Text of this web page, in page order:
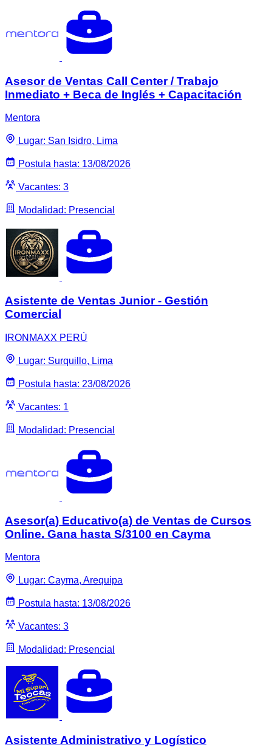
Asesor de Ventas Call Center / Trabajo
Inmediato + Beca de Inglés + Capacitación
Mentora
Lugar: San Isidro, Lima
Postula hasta: 13/08/2026
Vacantes: 3
Modalidad: Presencial
Asistente de Ventas Junior - Gestión
Comercial
IRONMAXX PERÚ
Lugar: Surquillo, Lima
Postula hasta: 23/08/2026
Vacantes: 1
Modalidad: Presencial
Asesor(a) Educativo(a) de Ventas de Cursos
Online. Gana hasta S/3100 en Cayma
Mentora
Lugar: Cayma, Arequipa
Postula hasta: 13/08/2026
Vacantes: 3
Modalidad: Presencial
Asistente Administrativo y Logístico